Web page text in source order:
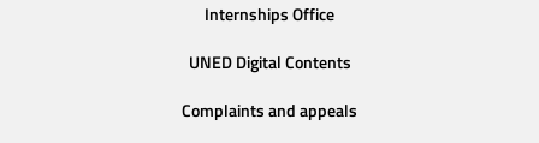
Internships Office
UNED Digital Contents
Complaints and appeals